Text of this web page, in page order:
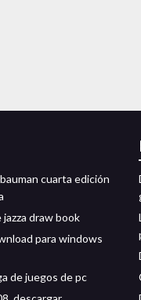
cuarta edición
draw book
para windows
de juegos de pc